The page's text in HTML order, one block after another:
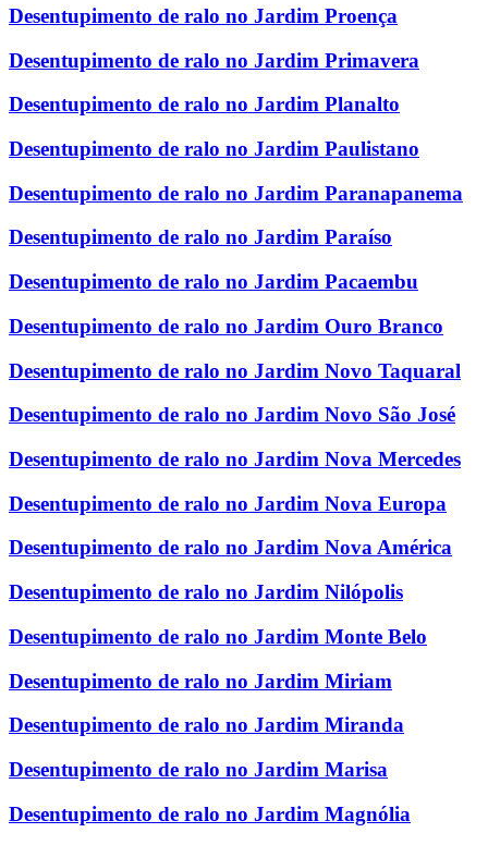
Desentupimento de ralo no Jardim Proença
Desentupimento de ralo no Jardim Primavera
Desentupimento de ralo no Jardim Planalto
Desentupimento de ralo no Jardim Paulistano
Desentupimento de ralo no Jardim Paranapanema
Desentupimento de ralo no Jardim Paraíso
Desentupimento de ralo no Jardim Pacaembu
Desentupimento de ralo no Jardim Ouro Branco
Desentupimento de ralo no Jardim Novo Taquaral
Desentupimento de ralo no Jardim Novo São José
Desentupimento de ralo no Jardim Nova Mercedes
Desentupimento de ralo no Jardim Nova Europa
Desentupimento de ralo no Jardim Nova América
Desentupimento de ralo no Jardim Nilópolis
Desentupimento de ralo no Jardim Monte Belo
Desentupimento de ralo no Jardim Miriam
Desentupimento de ralo no Jardim Miranda
Desentupimento de ralo no Jardim Marisa
Desentupimento de ralo no Jardim Magnólia